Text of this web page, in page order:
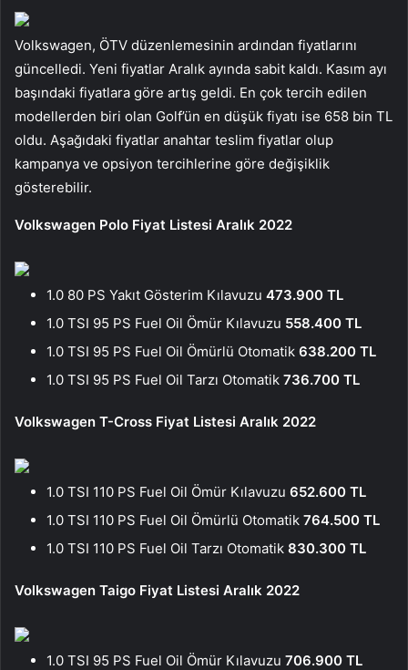
Volkswagen, ÖTV düzenlemesinin ardından fiyatlarını
güncelledi. Yeni fiyatlar Aralık ayında sabit kaldı. Kasım ayı
başındaki fiyatlara göre artış geldi. En çok tercih edilen
modellerden biri olan Golf’ün en düşük fiyatı ise 658 bin TL
oldu. Aşağıdaki fiyatlar anahtar teslim fiyatlar olup
kampanya ve opsiyon tercihlerine göre değişiklik
gösterebilir.
Volkswagen Polo Fiyat Listesi Aralık 2022
1.0 80 PS Yakıt Gösterim Kılavuzu 473.900 TL
1.0 TSI 95 PS Fuel Oil Ömür Kılavuzu 558.400 TL
1.0 TSI 95 PS Fuel Oil Ömürlü Otomatik 638.200 TL
1.0 TSI 95 PS Fuel Oil Tarzı Otomatik 736.700 TL
Volkswagen T-Cross Fiyat Listesi Aralık 2022
1.0 TSI 110 PS Fuel Oil Ömür Kılavuzu 652.600 TL
1.0 TSI 110 PS Fuel Oil Ömürlü Otomatik 764.500 TL
1.0 TSI 110 PS Fuel Oil Tarzı Otomatik 830.300 TL
Volkswagen Taigo Fiyat Listesi Aralık 2022
1.0 TSI 95 PS Fuel Oil Ömür Kılavuzu 706.900 TL